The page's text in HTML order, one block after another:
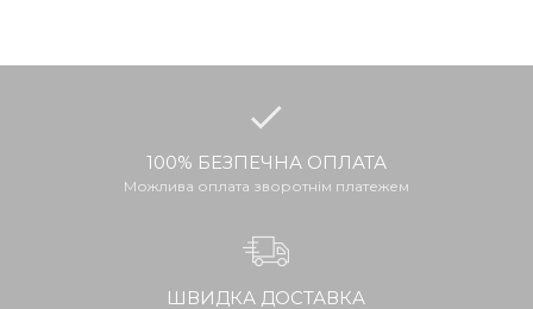
100% БЕЗПЕЧНА ОПЛАТА
Можлива оплата зворотнім платежем
ШВИДКА ДОСТАВКА